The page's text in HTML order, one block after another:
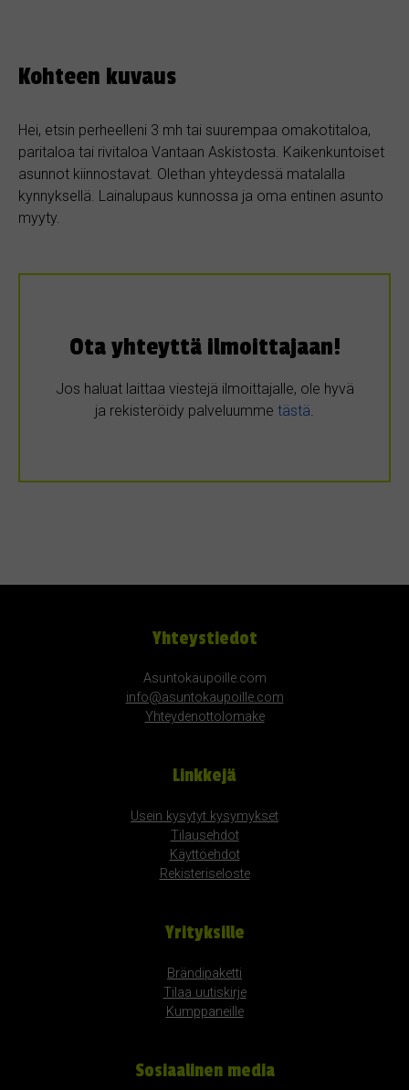
Kohteen kuvaus
Hei, etsin perheelleni 3 mh tai suurempaa omakotitaloa,
paritaloa tai rivitaloa Vantaan Askistosta. Kaikenkuntoiset
asunnot kiinnostavat. Olethan yhteydessä matalalla
kynnyksellä. Lainalupaus kunnossa ja oma entinen asunto
myyty.
Ota yhteyttä ilmoittajaan!
Jos haluat laittaa viestejä ilmoittajalle, ole hyvä
ja rekisteröidy palveluumme tästä
Yhteystiedot
Asuntokaupoille.com
info@asuntokaupoille.com
Yhteydenottolomake
Linkkejä
Usein kysytyt kysymykset
Tilausehdot
Käyttöehdot
Rekisteriseloste
Yrityksille
Brändipaketti
Tilaa uutiskirje
Kumppaneille
Sosiaalinen media